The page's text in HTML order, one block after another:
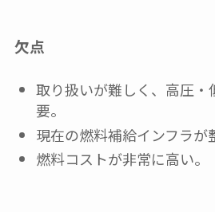
欠点
取り扱いが難しく、高圧・
要。
現在の燃料補給インフラが
燃料コストが非常に高い。